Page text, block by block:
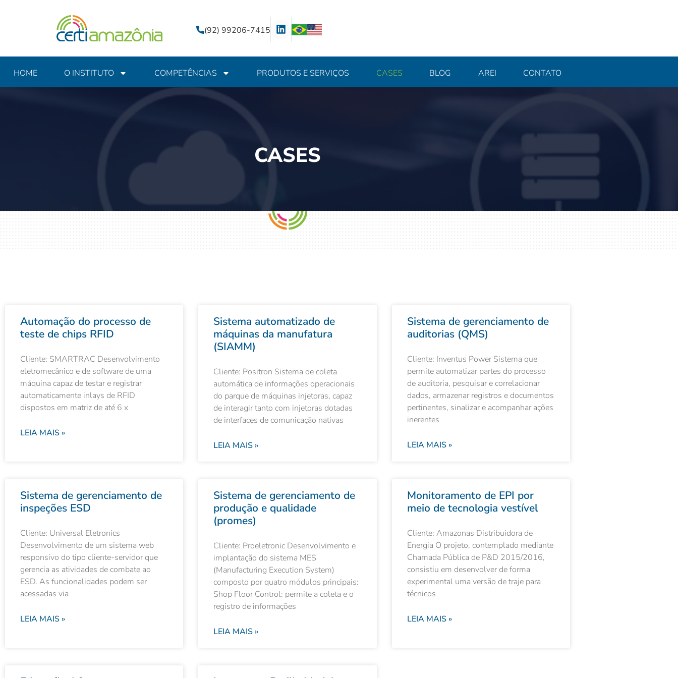
(92) 99206-7415
HOME O INSTITUTO COMPETÊNCIAS PRODUTOS E SERVIÇOS CASES BLOG AREI CONTATO
CASES
Automação do processo de
teste de chips RFID
Cliente: SMARTRAC Desenvolvimento
eletromecânico e de software de uma
máquina capaz de testar e registrar
automaticamente inlays de RFID
dispostos em matriz de até 6 x
LEIA MAIS »
Sistema automatizado de
máquinas da manufatura
(SIAMM)
Cliente: Positron Sistema de coleta
automática de informações operacionais
do parque de máquinas injetoras, capaz
de interagir tanto com injetoras dotadas
de interfaces de comunicação nativas
LEIA MAIS »
Sistema de gerenciamento de
auditorias (QMS)
Cliente: Inventus Power Sistema que
permite automatizar partes do processo
de auditoria, pesquisar e correlacionar
dados, armazenar registros e documentos
pertinentes, sinalizar e acompanhar ações
inerentes
LEIA MAIS »
Sistema de gerenciamento de
inspeções ESD
Cliente: Universal Eletronics
Desenvolvimento de um sistema web
responsivo do tipo cliente-servidor que
gerencia as atividades de combate ao
ESD. As funcionalidades podem ser
acessadas via
LEIA MAIS »
Sistema de gerenciamento de
produção e qualidade
(promes)
Cliente: Proeletronic Desenvolvimento e
implantação do sistema MES
(Manufacturing Execution System)
composto por quatro módulos principais:
Shop Floor Control: permite a coleta e o
registro de informações
LEIA MAIS »
Monitoramento de EPI por
meio de tecnologia vestível
Cliente: Amazonas Distribuidora de
Energia O projeto, contemplado mediante
Chamada Pública de P&D 2015/2016,
consistiu em desenvolver de forma
experimental uma versão de traje para
técnicos
LEIA MAIS »